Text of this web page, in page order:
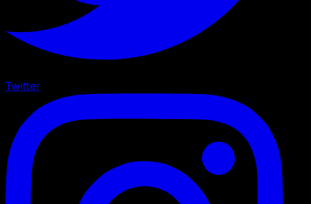
Twitter